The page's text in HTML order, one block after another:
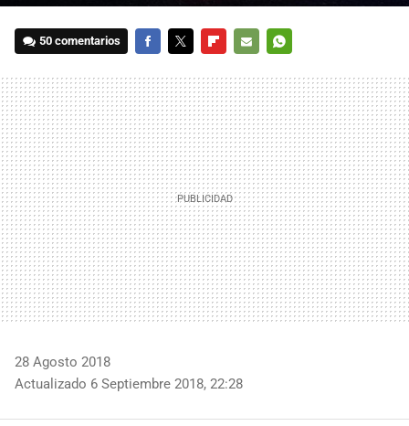
50 comentarios
MAIL
28 Agosto 2018
Actualizado 6 Septiembre 2018, 22:28